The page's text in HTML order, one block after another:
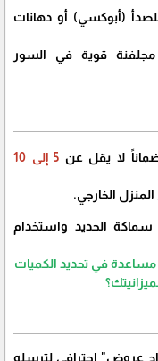
(أبوكسي) أو دهانات
مجلفنة قوية في السور
لا يقل عن
الخارجي.
الحديد واستخدام
مساعدة في تحديد الكميات
عروض" احترافي لترسله